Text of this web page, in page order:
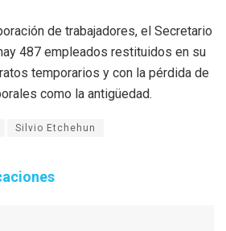
de trabajadores, el Secretario
487 empleados restituidos en su
temporarios y con la pérdida de
como la antigüedad.
Silvio Etchehun